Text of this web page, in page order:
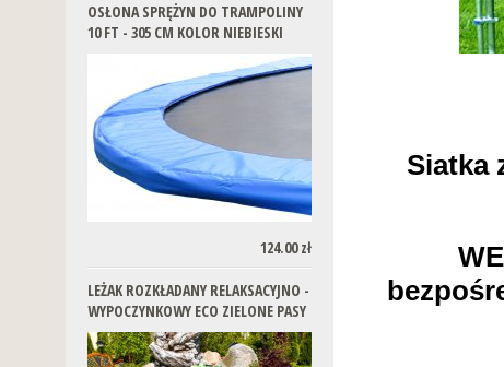
OSŁONA SPRĘŻYN DO TRAMPOLINY
10 FT - 305 CM KOLOR NIEBIESKI
124.00 zł
LEŻAK ROZKŁADANY RELAKSACYJNO -
WYPOCZYNKOWY ECO ZIELONE PASY
Siatka